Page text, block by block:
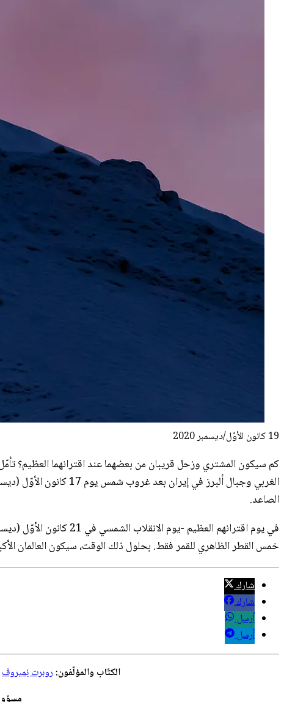
19 كانون الأوّل/ديسمبر 2020
كم سيكون المشتري وزحل قريبان من بعضهما عند اقترانهما العظيم؟
الغربي وجبال ألبرز
الصاعد.
خمس القطر الظاهري للقمر فقط. بحلول ذلك الوقت، سيكون العالمان
شارك
شارك
أرسل
أرسل
الكتّاب والمؤلّفون:روبرت نِميروف